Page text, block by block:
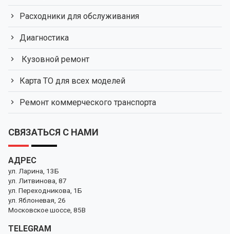
Расходники для обслуживания
Диагностика
Кузовной ремонт
Карта ТО для всех моделей
Ремонт коммерческого транспорта
СВЯЗАТЬСЯ С НАМИ
АДРЕС
ул. Ларина, 13Б
ул. Литвинова, 87
ул. Переходникова, 1Б
ул. Яблоневая, 26
Московское шоссе, 85В
TELEGRAM